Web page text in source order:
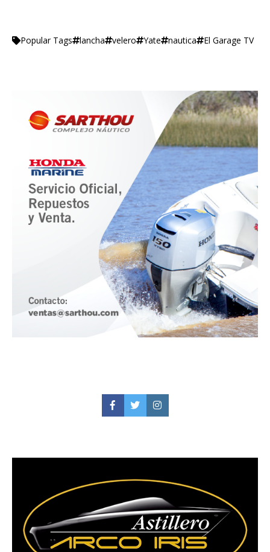
Popular Tags lancha velero Yate nautica El Garage TV
FacebookTwitterInstagram